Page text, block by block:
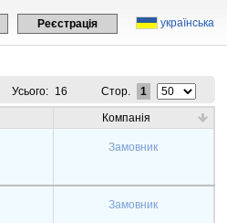
українська
Реєстрація
Усього: 16 Стор. 1
Компанія
Замовник
Замовник